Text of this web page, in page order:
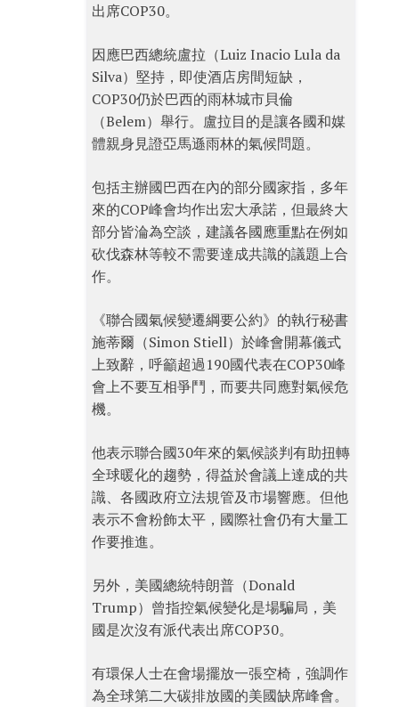
出席COP30。
因應巴西總統盧拉（Luiz Inacio Lula da
Silva）堅持，即使酒店房間短缺，
COP30仍於巴西的雨林城市貝倫
（Belem）舉行。盧拉目的是讓各國和媒
體親身見證亞馬遜雨林的氣候問題。
包括主辦國巴西在內的部分國家指，多年
來的COP峰會均作出宏大承諾，但最終大
部分皆淪為空談，建議各國應重點在例如
砍伐森林等較不需要達成共識的議題上合
作。
《聯合國氣候變遷綱要公約》的執行秘書
施蒂爾（Simon Stiell）於峰會開幕儀式
上致辭，呼籲超過190國代表在COP30峰
會上不要互相爭鬥，而要共同應對氣候危
機。
他表示聯合國30年來的氣候談判有助扭轉
全球暖化的趨勢，得益於會議上達成的共
識、各國政府立法規管及市場響應。但他
表示不會粉飾太平，國際社會仍有大量工
作要推進。
另外，美國總統特朗普（Donald
Trump）曾指控氣候變化是場騙局，美
國是次沒有派代表出席COP30。
有環保人士在會場擺放一張空椅，強調作
為全球第二大碳排放國的美國缺席峰會。